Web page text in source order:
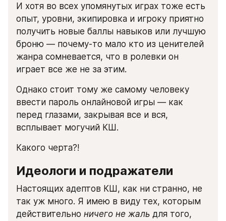
И хотя во всех упомянутых играх тоже есть
опыт, уровни, экипировка и игроку приятно
получить новые баллы навыков или лучшую
броню — почему-то мало кто из ценителей
жанра сомневается, что в ролевки он
играет все же не за этим.
Однако стоит тому же самому человеку
ввести пароль онлайновой игры — как
перед глазами, закрывая все и вся,
всплывает могучий КШ.
Какого черта?!
Идеологи и подражатели
Настоящих адептов КШ, как ни странно, не
так уж много. Я имею в виду тех, которым
действительно ничего не жаль для того,